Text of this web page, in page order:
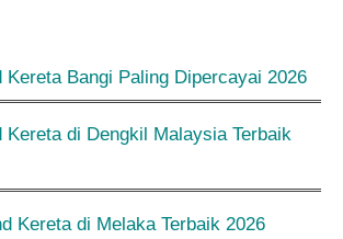
Kereta Bangi Paling Dipercayai 2026
Kereta di Dengkil Malaysia Terbaik
Kereta di Melaka Terbaik 2026